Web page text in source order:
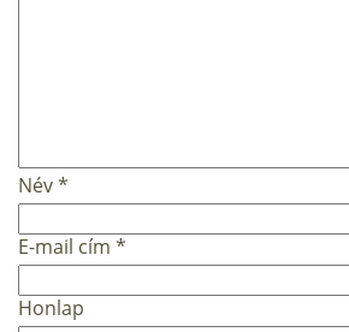
Név*
E-mail cím *
Honlap